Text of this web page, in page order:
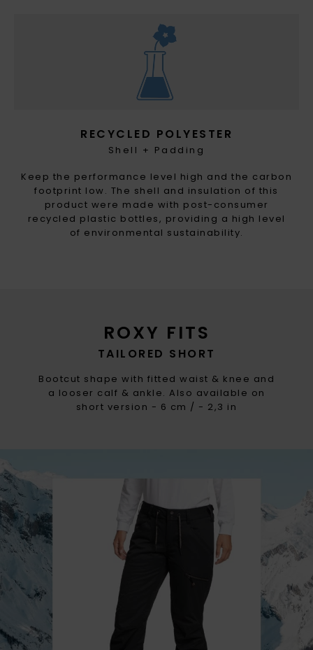
ROXY FITS
TAILORED SHORT
Bootcut shape with fitted waist & knee and
a looser calf & ankle. Also available on
short version - 6 cm / - 2,3 in
RECYCLED POLYESTER
Shell + Padding
Keep the performance level high and the carbon
footprint low. The shell and insulation of this
product were made with post-consumer
recycled plastic bottles, providing a high level
of environmental sustainability.